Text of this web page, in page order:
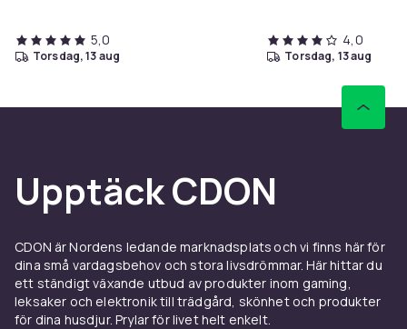
5,0
torsdag, 13 aug
4,0
torsdag, 13 aug
Upptäck CDON
CDON är Nordens ledande marknadsplats och vi finns här för
dina små vardagsbehov och stora livsdrömmar. Här hittar du
ett ständigt växande utbud av produkter inom gaming,
leksaker och elektronik till trädgård, skönhet och produkter
för dina husdjur. Prylar för livet helt enkelt.